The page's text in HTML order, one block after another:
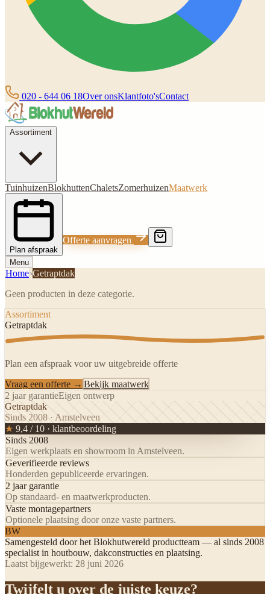
020 - 644 06 18Over onsKlantfoto'sContact
Assortiment
TuinhuizenBlokhuttenChaletsZomerhuizenMaatwerk
Plan afspraak
Offerte aanvragen
Menu
Home›Getraptdak
Geen producten in deze categorie.
Assortiment
Getraptdak
Plan een afspraak voor uw uitgebreide offerte
Vraag een offerte → Bekijk maatwerk
2 jaar garantieEigen ontwerp
Getraptdak
Sinds 2008 · Amstelveen
★ 9,4 / 10 · klantbeoordeling
Sinds 2008
Eigen werkplaats en showroom in Amstelveen.
Geverifieerde reviews
Honderden gepubliceerde ervaringen.
2 jaar garantie
Op standaard- en maatwerkproducten.
Vaste montagepartners
Optionele plaatsing door onze vaste partners.
BW
Samengesteld door het Blokhutwereld productteam — al sinds 2008
specialist in houtbouw, dakconstructies en plaatsing.
Laatst bijgewerkt: 28 juni 2026
Twijfelt u over de juiste keuze?